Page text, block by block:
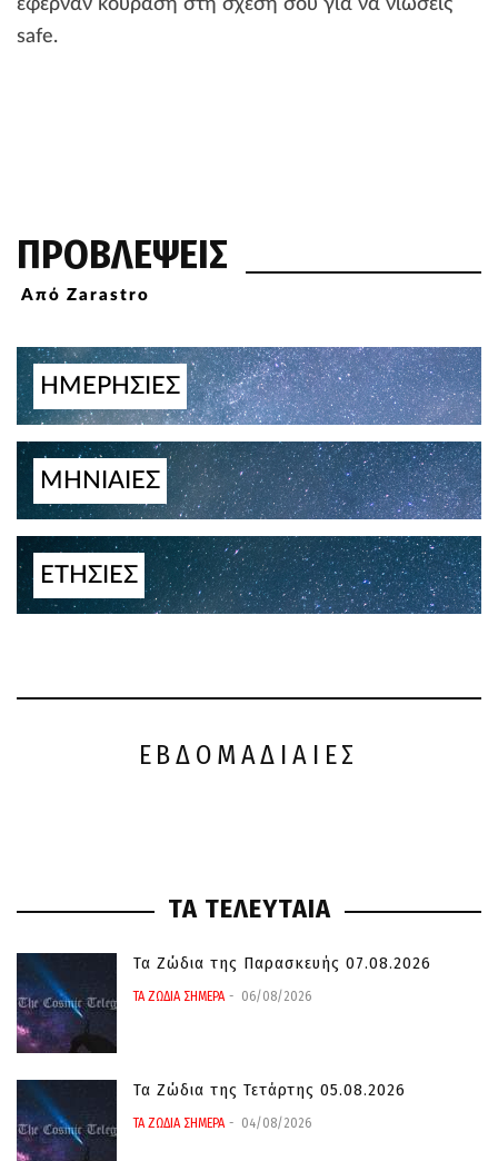
έφερναν κούραση στη σχέση σου για να νιώσεις
safe.
ΠΡΟΒΛΕΨΕΙΣ
Από Zarastro
ΗΜΕΡΗΣΙΕΣ
ΜΗΝΙΑΙΕΣ
ΕΤΗΣΙΕΣ
ΕΒΔΟΜΑΔΙΑΙΕΣ
ΤΑ ΤΕΛΕΥΤΑΙΑ
Τα Ζώδια της Παρασκευής 07.08.2026
ΤΑ ΖΩΔΙΑ ΣΗΜΕΡΑ 06/08/2026
Τα Ζώδια της Τετάρτης 05.08.2026
ΤΑ ΖΩΔΙΑ ΣΗΜΕΡΑ 04/08/2026